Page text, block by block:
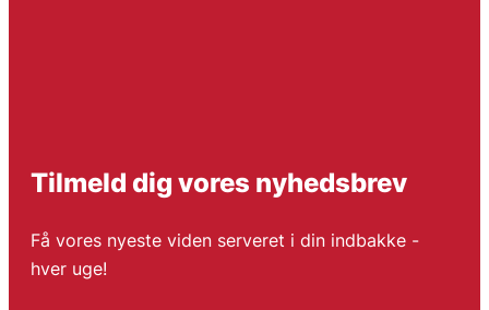
Tilmeld dig vores nyhedsbrev
Få vores nyeste viden serveret i din indbakke -
hver uge!